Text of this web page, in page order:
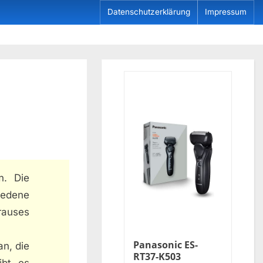
Datenschutzerklärung Impressum
Die
die
Panasonic ES-
RT37-K503